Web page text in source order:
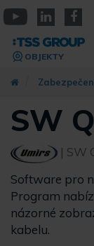
Přejít
k
hlavnímu
obsahuOBJEKTY
SW
| SW
Software pro
Program
názorné
kabelu.